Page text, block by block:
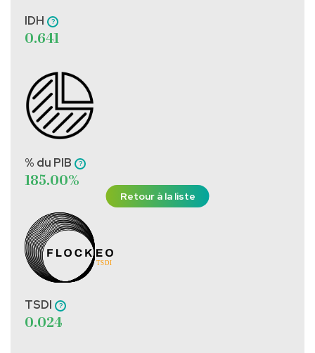
Retour à la liste
IDH
0.641
% du PIB
185.00%
TSDI
0.024